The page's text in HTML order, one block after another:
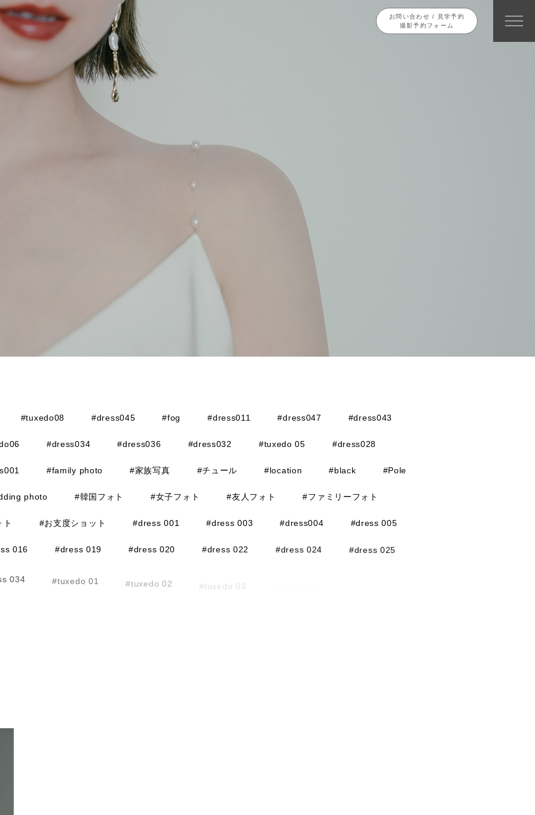
お問い合わせ / 見学予約
撮影予約フォーム
#tuxedo08 #dress045 #fog #dress011 #dress047 #dress043
#dress034 #dress036 #dress032 #tuxedo 05 #dress028
#family photo #家族写真 #チュール #location #black #Pole
photo #韓国フォト #女子フォト #友人フォト #ファミリーフォト
ト #お支度ショット #dress 001 #dress 003 #dress004 #dress 005
016 #dress 019 #dress 020 #dress 022 #dress 024 #dress 025
034